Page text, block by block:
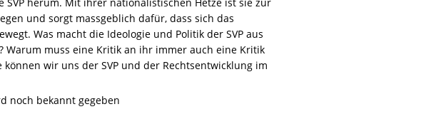
und sorgt massgeblich dafür, dass sich das
Was macht die Ideologie und Politik der SVP aus
Warum muss eine Kritik an ihr immer auch eine Kritik
wir uns der SVP und der Rechtsentwicklung im
noch bekannt gegeben